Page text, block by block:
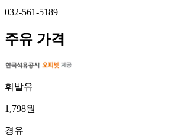
032-561-5189
주유 가격
휘발유
1,798원
경유